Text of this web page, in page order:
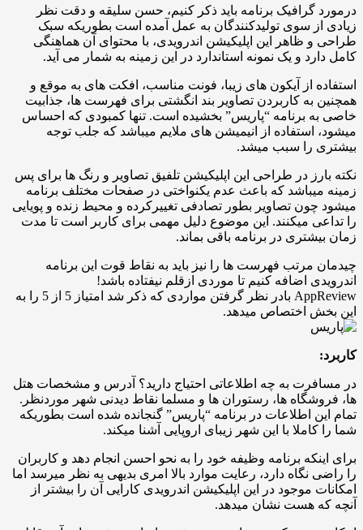
درمورد گرافیک برنامه باید ذکر کنیم، حسن سلیقه و دقت نظر
زیادی از سوی تولیدکنندگان به عمل آمده است بطوریکه سبک
طراحی و ظاهر این اپلیکیشن اندرویدی، با محتوای آن هماهنگی
کامل دارد و یک نمونه استاندارد در این زمینه به شمار می آید.
استفاده از آیکون های زیبا، فونت مناسب، افکت های به موقع و
همچنین به کاربردن تصاویر بند انگشتی برای فهرست ها، جذابیت
خاصی به برنامه “پاریس” بخشیده است. تنها کمبودی که احساس
میشود، استفاده از انیمیشن های ملایم میباشد که جلب توجه
بیشتری را سبب میشد.
نکته بارز در طراحی این اپلیکیشن تلفیق تصاویر و رنگ ها برای پس
زمینه میباشد که باعث عدم یکنواختی در صفحات مختلف برنامه
میشود چون تصاویر بطور تصادفی تغییرکرده و محیط زنده و پویایی
را تداعی میکنند. این موضوع دلیل مهمی برای کاربر است تا مدت
زمان بیشتری در برنامه باقی بماند.
چیدمان مرتب فهرست ها را نیز باید به نقاط قوت این برنامه
اندرویدی اضافه کنیم تا موردی ازقلم نیفتاده باشد!
AppReview بادر نظر گرفتن مواردی که ذکر شد امتیاز 5 از 5 را به
این بخش اختصاص میدهد.
کاربرد:
در مسافرت به چه اطلاعاتی احتیاج دارید؟ آدرس و مشخصات هتل
ها، فروشگاه ها، رستوران ها و مسلما نقاط دیدنی شهر موردنظر.
تمام این اطلاعات در برنامه “پاریس” گنجانده شده است بطوریکه
شما را کاملا با این شهر زیبای اروپایی آشنا میکند.
برای اینکه برنامه وظیفه خود را به نحو احسن انجام دهد و کاربران
را راضی نگاه دارد، رعایت موارد بالا امری بدیهی به نظر میرسد اما
امکانات موجود در این اپلیکیشن اندرویدی کارایی آن را بیشتر از
آنچه که هست نشان میدهد.